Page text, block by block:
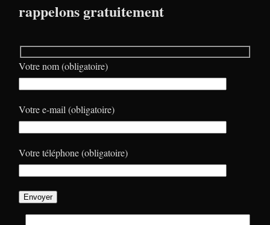
rappelons gratuitement
Votre nom (obligatoire)
Votre e-mail (obligatoire)
Votre téléphone (obligatoire)